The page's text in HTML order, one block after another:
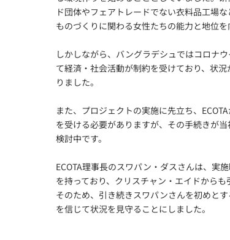
ド団体やフェアトレードでない衣料品工場
ものづくりに関わる女性たちの能力と地位を
しかしながら、バングラデシュではコロナ
て経済・社会活動が制約を受けており、状
りました。
また、プロジェクトの実施に先立ち、
を受ける必要がありますが、その手続きが
検討中です。
ECOTA理事長のスワパン・ダスさんは、実
を持っており、クリスチャン・エイドから
そのため、引き続きスワパンさんを初めと
を信じて状況を見守ることにしました。